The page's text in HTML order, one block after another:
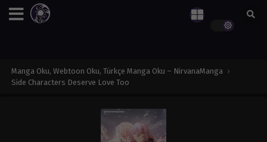
Manga Oku, Webtoon Oku, Türkçe Manga Oku – NirvanaManga ›
Side Characters Deserve Love Too